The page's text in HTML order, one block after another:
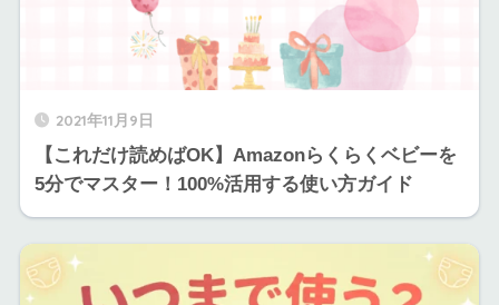
2021年11月9日
【これだけ読めばOK】Amazonらくらくベビーを
5分でマスター！100%活用する使い方ガイド